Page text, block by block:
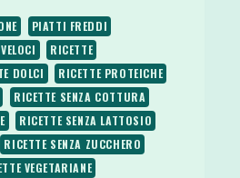
PIATTI FREDDI
RICETTE
DOLCI
RICETTE PROTEICHE
RICETTE SENZA COTTURA
RICETTE SENZA LATTOSIO
RICETTE SENZA ZUCCHERO
VEGETARIANE